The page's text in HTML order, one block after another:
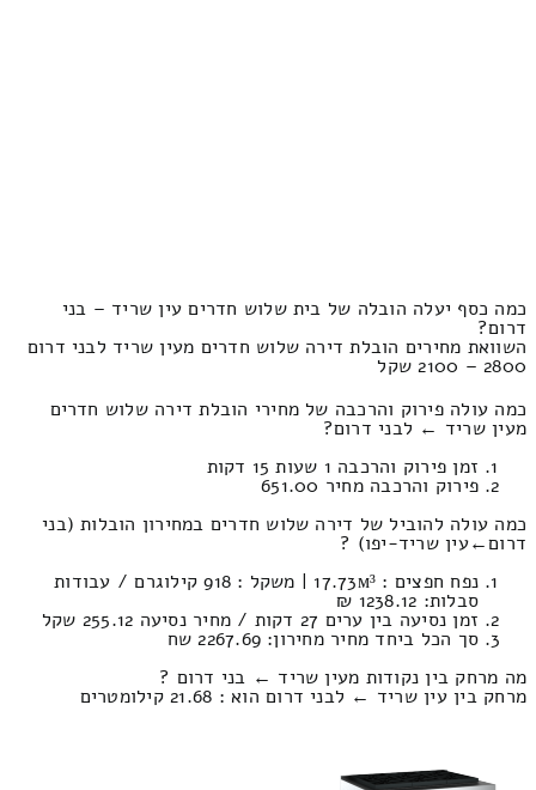
כמה כסף יעלה הובלה של בית שלוש חדרים עין שריד – בני
דרום?
השוואת מחירים הובלת דירה שלוש חדרים מעין שריד לבני דרום
2800 – 2100 שקל
כמה עולה פירוק והרכבה של מחירי הובלת דירה שלוש חדרים
מעין שריד ← לבני דרום?
זמן פירוק והרכבה 1 שעות 15 דקות
פירוק והרכבה מחיר 651.00
כמה עולה להוביל של דירה שלוש חדרים במחירון הובלות (בני
דרום‎←‏עין שריד-יפו) ?
נפח חפצים : 17.73м³ | משקל : 918 קילוגרם / עבודות
סבלות: 1238.12 ₪
זמן נסיעה בין ערים 27 דקות / מחיר נסיעה 255.12 שקל
סך הכל ביחד מחיר מחירון: 2267.69 שח
מה מרחק בין נקודות מעין שריד ← בני דרום ?
מרחק בין עין שריד ← לבני דרום הוא : 21.68 קילומטרים